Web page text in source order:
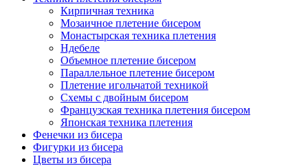
Кирпичная техника
Мозаичное плетение бисером
Монастырская техника плетения
Ндебеле
Объемное плетение бисером
Параллельное плетение бисером
Плетение игольчатой техникой
Схемы с двойным бисером
Французская техника плетения бисером
Японская техника плетения
Фенечки из бисера
Фигурки из бисера
Цветы из бисера